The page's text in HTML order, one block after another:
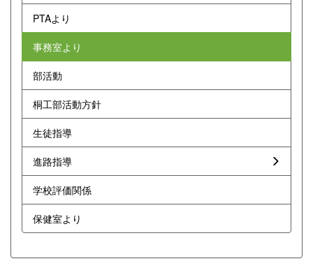
PTAより
事務室より
部活動
桐工部活動方針
生徒指導
進路指導
学校評価関係
保健室より